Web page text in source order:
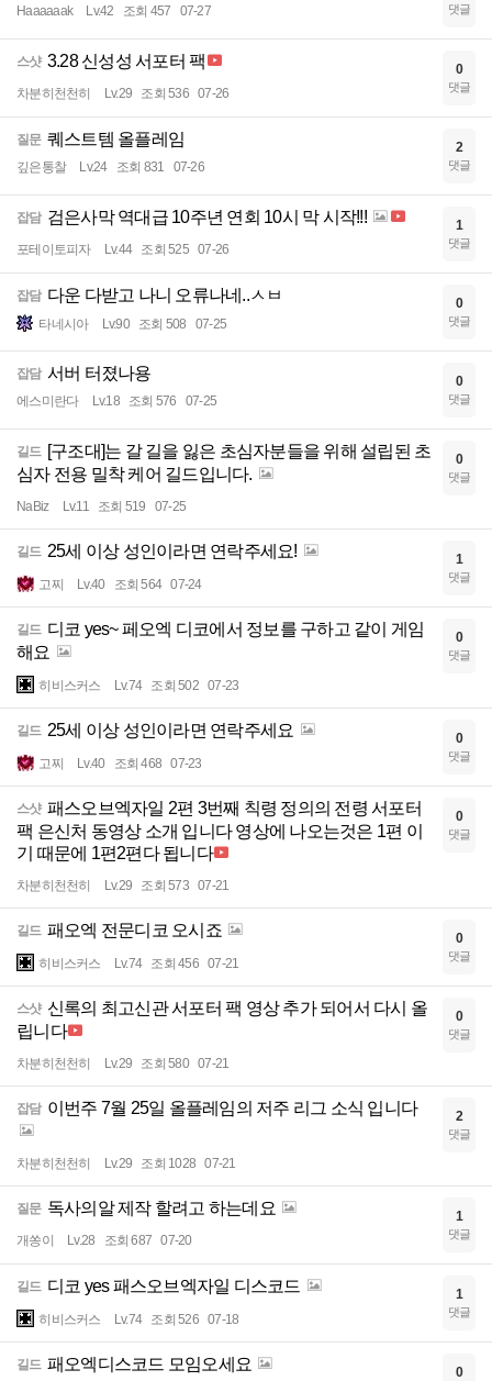
Haaaaaak Lv.42 조회 457 07-27 댓글
스샷 3.28 신성성 서포터 팩
차분히천천히 Lv.29 조회 536 07-26
0
댓글
질문 퀘스트템 올플레임
깊은통찰 Lv.24 조회 831 07-26
2
댓글
잡담 검은사막 역대급 10주년 연회 10시 막 시작!!!
포테이토피자 Lv.44 조회 525 07-26
1
댓글
잡담 다운 다받고 나니 오류나네..ㅅㅂ
타네시아 Lv.90 조회 508 07-25
0
댓글
잡담 서버 터졌나용
에스미란다 Lv.18 조회 576 07-25
0
댓글
길드 [구조대]는 갈 길을 잃은 초심자분들을 위해 설립된 초
심자 전용 밀착 케어 길드입니다.
NaBiz Lv.11 조회 519 07-25
0
댓글
길드 25세 이상 성인이라면 연락주세요!
고찌 Lv.40 조회 564 07-24
1
댓글
길드 디코 yes~ 페오엑 디코에서 정보를 구하고 같이 게임
해요
히비스커스 Lv.74 조회 502 07-23
0
댓글
길드 25세 이상 성인이라면 연락주세요
고찌 Lv.40 조회 468 07-23
0
댓글
스샷 패스오브엑자일 2편 3번째 칙령 정의의 전령 서포터
팩 은신처 동영상 소개 입니다 영상에 나오는것은 1편 이
기 때문에 1편2편다 됩니다
차분히천천히 Lv.29 조회 573 07-21
0
댓글
길드 패오엑 전문디코 오시죠
히비스커스 Lv.74 조회 456 07-21
0
댓글
스샷 신록의 최고신관 서포터 팩 영상 추가 되어서 다시 올
립니다
차분히천천히 Lv.29 조회 580 07-21
0
댓글
잡담 이번주 7월 25일 올플레임의 저주 리그 소식 입니다
차분히천천히 Lv.29 조회 1028 07-21
2
댓글
질문 독사의알 제작 할려고 하는데요
개쏭이 Lv.28 조회 687 07-20
1
댓글
길드 디코 yes 패스오브엑자일 디스코드
히비스커스 Lv.74 조회 526 07-18
1
댓글
길드 패오엑디스코드 모임오세요 0